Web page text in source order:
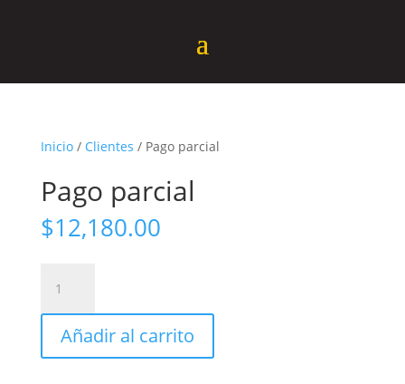
Inicio/ Clientes / Pago parcial
Pago parcial
$12,180.00
parcial
cantidad
Añadir al carrito